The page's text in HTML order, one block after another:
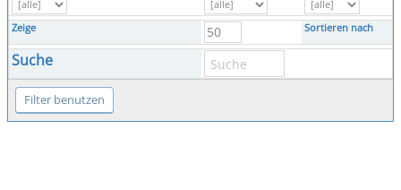
Zeige Sortieren nach
Suche